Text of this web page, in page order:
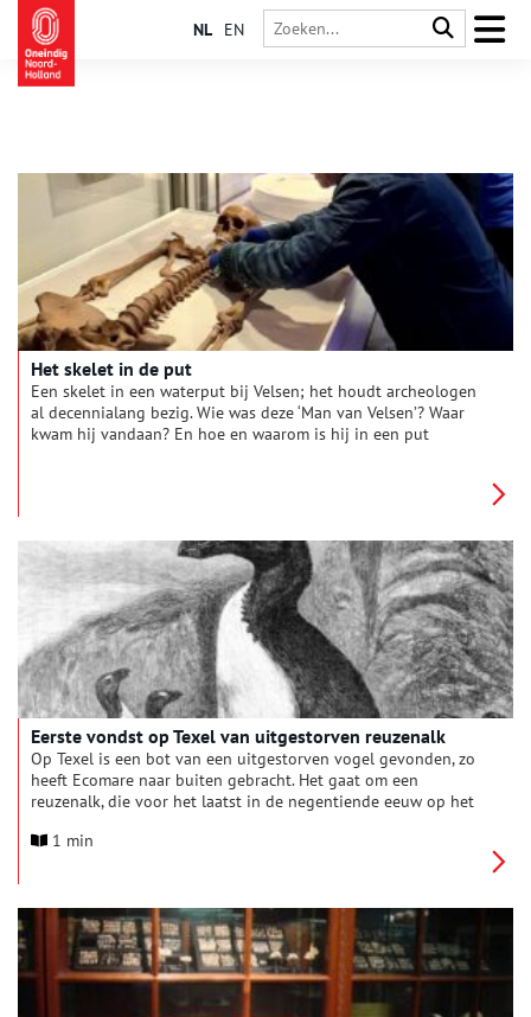
NL EN
Het skelet in de put
Een skelet in een waterput bij Velsen; het houdt archeologen
al decennialang bezig. Wie was deze ‘Man van Velsen’? Waar
kwam hij vandaan? En hoe en waarom is hij in een put
Eerste vondst op Texel van uitgestorven reuzenalk
Op Texel is een bot van een uitgestorven vogel gevonden, zo
heeft Ecomare naar buiten gebracht. Het gaat om een
reuzenalk, die voor het laatst in de negentiende eeuw op het
1 min